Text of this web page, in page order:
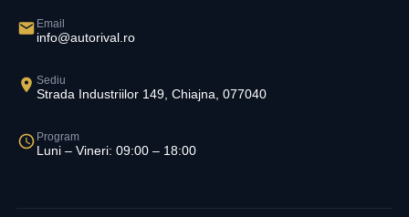
Email
info@autorival.ro
Sediu
Strada Industriilor 149, Chiajna, 077040
Program
Luni – Vineri: 09:00 – 18:00